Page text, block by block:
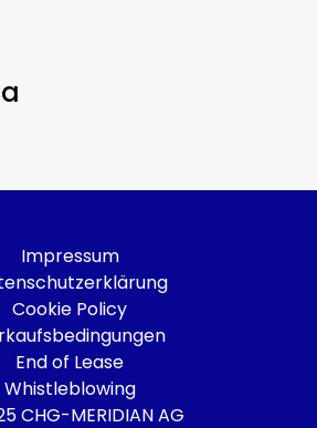
CHG-MERIDIAN AG
Impressum
Cookie Policy
End of Lease
Whistleblowing